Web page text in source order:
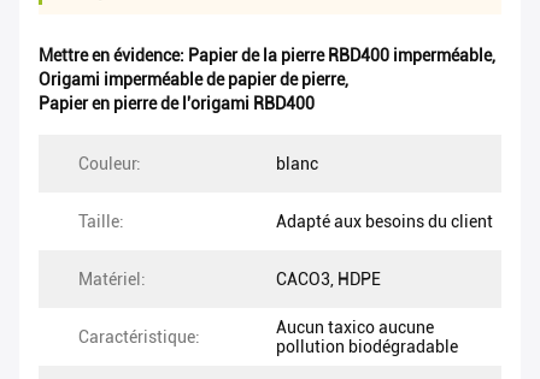
Mettre en évidence: Papier de la pierre RBD400 imperméable,
Origami imperméable de papier de pierre,
Papier en pierre de l'origami RBD400
Couleur: blanc
Taille: Adapté aux besoins du client
Matériel: CACO3, HDPE
Caractéristique:
Aucun taxico aucune
pollution biodégradable